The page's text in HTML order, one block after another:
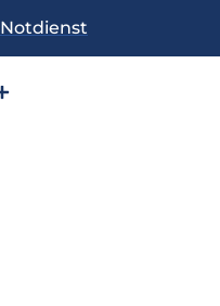
Notdienst